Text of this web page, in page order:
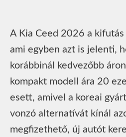
A Kia Ceed 2026 a kifutás
ami egyben azt is jelenti,
korábbinál kedvezőbb
kompakt modell ára 20
esett, amivel a koreai
vonzó alternatívát kínál
megfizethető, új autót